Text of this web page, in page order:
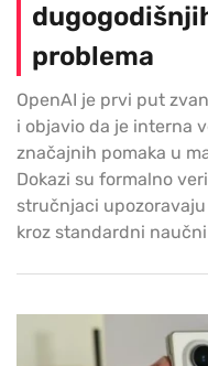
problema
OpenAI je prvi put
i objavio da je interna
značajnih pomaka u
Dokazi su formalno
stručnjaci
kroz standardni